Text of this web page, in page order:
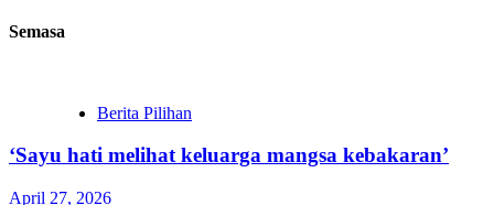
Semasa
Berita Pilihan
‘Sayu hati melihat keluarga mangsa kebakaran’
April 27, 2026